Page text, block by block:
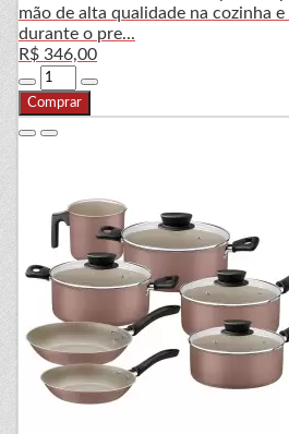
mão de alta qualidade na cozinha
durante o pre...
R$ 346,00
Comprar